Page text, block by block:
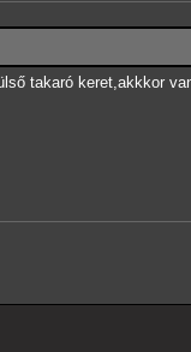
takaró keret,akkkor